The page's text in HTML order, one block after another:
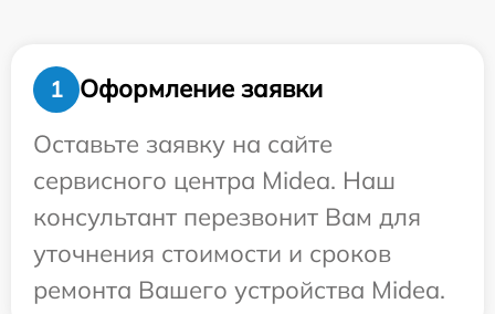
1
Оформление заявки
Оставьте заявку на сайте
сервисного центра Midea. Наш
консультант перезвонит Вам для
уточнения стоимости и сроков
ремонта Вашего устройства Midea.